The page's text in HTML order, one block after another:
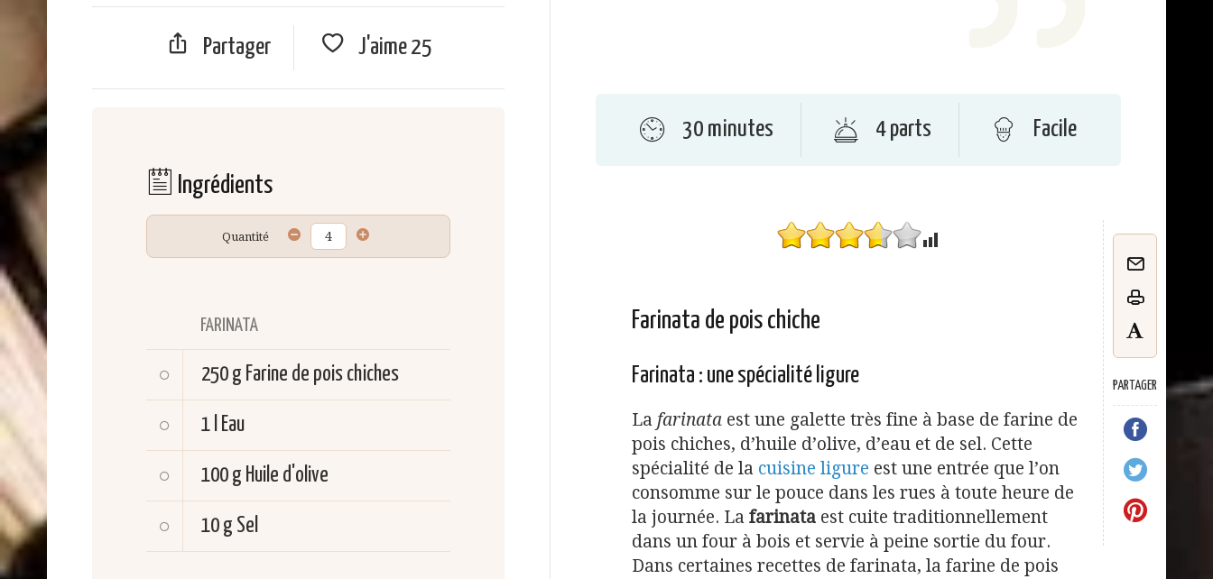
Partager J'aime25
Ingrédients
Quantité
FARINATA
250 g Farine de pois chiches
1 l Eau
100 g Huile d'olive
10 g Sel
30 minutes 4 parts Facile
PARTAGER
Farinata de pois chiche
Farinata : une spécialité ligure
La farinata est une galette très fine à base de farine de
pois chiches, d’huile d’olive, d’eau et de sel. Cette
spécialité de la cuisine ligure est une entrée que l’on
consomme sur le pouce dans les rues à toute heure de
la journée. La farinata est cuite traditionnellement
dans un four à bois et servie à peine sortie du four.
Dans certaines recettes de farinata, la farine de pois